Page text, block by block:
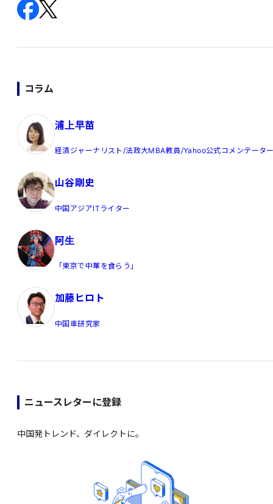
コラム
浦上早苗
経済ジャーナリスト/法政大MBA教員/Yahoo公式コメンテータ
山谷剛史
中国アジアITライター
阿生
「東京で中華を食らう」
加藤ヒロト
中国車研究家
ニュースレターに登録
中国発トレンド、ダイレクトに。